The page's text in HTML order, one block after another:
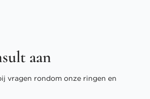
aan
vragen rondom onze ringen en